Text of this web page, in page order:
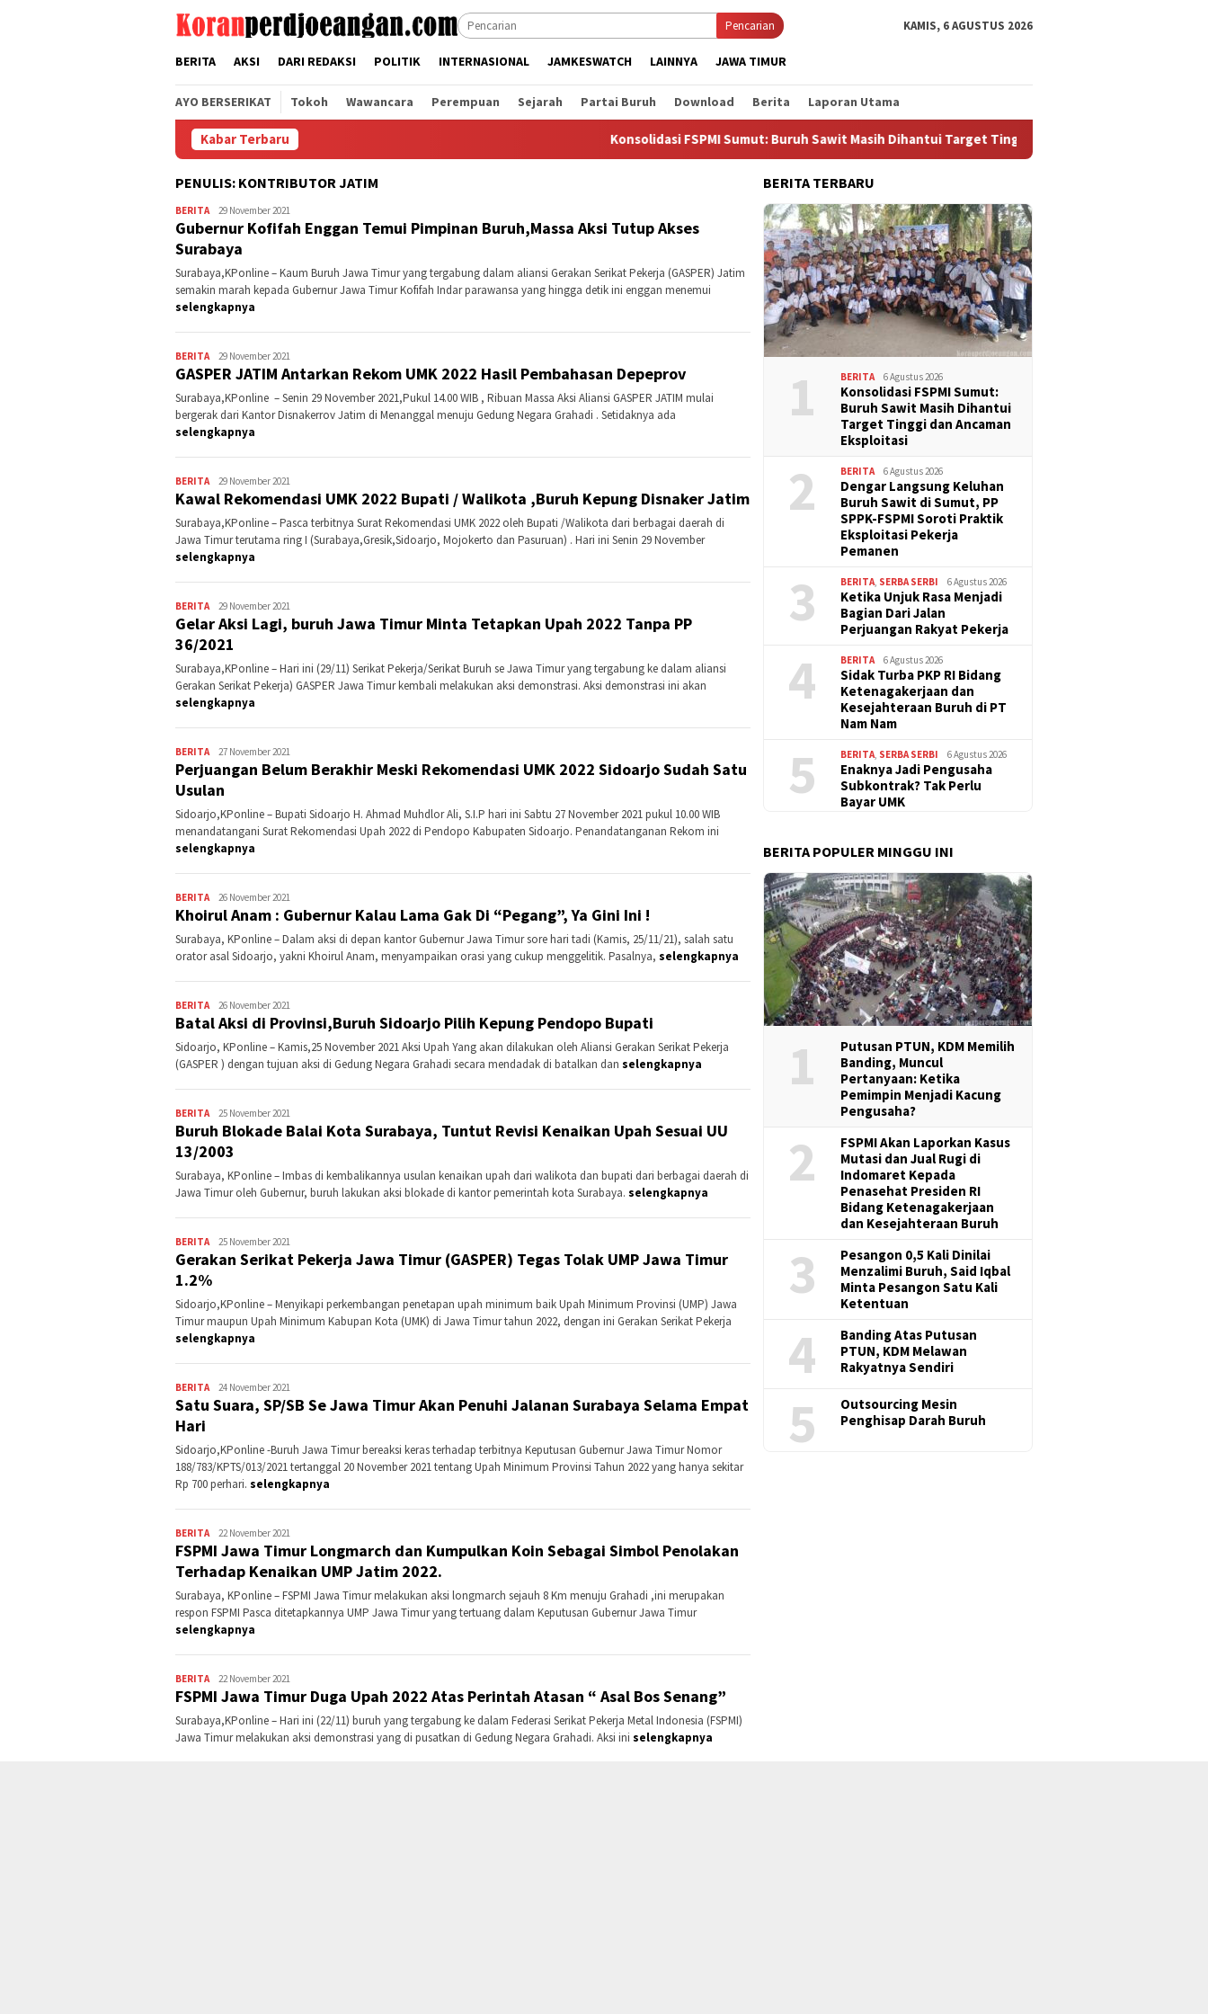
Pencarian KAMIS, 6 AGUSTUS 2026
BERITA AKSI DARI REDAKSI POLITIK INTERNASIONAL JAMKESWATCH LAINNYA JAWA TIMUR
AYO BERSERIKAT Tokoh Wawancara Perempuan Sejarah Partai Buruh Download Berita Laporan Utama
Kabar Terbaru Konsolidasi FSPMI Sumut: Buruh Sawit Masih Dihantui Target Tinggi dan Ancaman Eksploitasi
PENULIS: KONTRIBUTOR JATIM
BERITAKontributor
Jatim
29 November 2021
Gubernur Kofifah Enggan Temui Pimpinan Buruh,Massa Aksi Tutup Akses
Surabaya
Surabaya,KPonline – Kaum Buruh Jawa Timur yang tergabung dalam aliansi Gerakan Serikat Pekerja (GASPER) Jatim
semakin marah kepada Gubernur Jawa Timur Kofifah Indar parawansa yang hingga detik ini enggan menemui
selengkapnya
BERITAKontributor
Jatim
29 November 2021
GASPER JATIM Antarkan Rekom UMK 2022 Hasil Pembahasan Depeprov
Surabaya,KPonline – Senin 29 November 2021,Pukul 14.00 WIB , Ribuan Massa Aksi Aliansi GASPER JATIM mulai
bergerak dari Kantor Disnakerrov Jatim di Menanggal menuju Gedung Negara Grahadi . Setidaknya ada
selengkapnya
BERITAKontributor
Jatim
29 November 2021
Kawal Rekomendasi UMK 2022 Bupati / Walikota ,Buruh Kepung Disnaker Jatim
Surabaya,KPonline – Pasca terbitnya Surat Rekomendasi UMK 2022 oleh Bupati /Walikota dari berbagai daerah di
Jawa Timur terutama ring I (Surabaya,Gresik,Sidoarjo, Mojokerto dan Pasuruan) . Hari ini Senin 29 November
selengkapnya
BERITAKontributor
Jatim
29 November 2021
Gelar Aksi Lagi, buruh Jawa Timur Minta Tetapkan Upah 2022 Tanpa PP
36/2021
Surabaya,KPonline – Hari ini (29/11) Serikat Pekerja/Serikat Buruh se Jawa Timur yang tergabung ke dalam aliansi
Gerakan Serikat Pekerja) GASPER Jawa Timur kembali melakukan aksi demonstrasi. Aksi demonstrasi ini akan
selengkapnya
BERITAKontributor
Jatim
27 November 2021
Perjuangan Belum Berakhir Meski Rekomendasi UMK 2022 Sidoarjo Sudah Satu
Usulan
Sidoarjo,KPonline – Bupati Sidoarjo H. Ahmad Muhdlor Ali, S.I.P hari ini Sabtu 27 November 2021 pukul 10.00 WIB
menandatangani Surat Rekomendasi Upah 2022 di Pendopo Kabupaten Sidoarjo. Penandatanganan Rekom ini
selengkapnya
BERITAKontributor
Jatim
26 November 2021
Khoirul Anam : Gubernur Kalau Lama Gak Di “Pegang”, Ya Gini Ini !
Surabaya, KPonline – Dalam aksi di depan kantor Gubernur Jawa Timur sore hari tadi (Kamis, 25/11/21), salah satu
orator asal Sidoarjo, yakni Khoirul Anam, menyampaikan orasi yang cukup menggelitik. Pasalnya, selengkapnya
BERITAKontributor
Jatim
26 November 2021
Batal Aksi di Provinsi,Buruh Sidoarjo Pilih Kepung Pendopo Bupati
Sidoarjo, KPonline – Kamis,25 November 2021 Aksi Upah Yang akan dilakukan oleh Aliansi Gerakan Serikat Pekerja
(GASPER ) dengan tujuan aksi di Gedung Negara Grahadi secara mendadak di batalkan dan selengkapnya
BERITAKontributor
Jatim
25 November 2021
Buruh Blokade Balai Kota Surabaya, Tuntut Revisi Kenaikan Upah Sesuai UU
13/2003
Surabaya, KPonline – Imbas di kembalikannya usulan kenaikan upah dari walikota dan bupati dari berbagai daerah di
Jawa Timur oleh Gubernur, buruh lakukan aksi blokade di kantor pemerintah kota Surabaya. selengkapnya
BERITAKontributor
Jatim
25 November 2021
Gerakan Serikat Pekerja Jawa Timur (GASPER) Tegas Tolak UMP Jawa Timur
1.2%
Sidoarjo,KPonline – Menyikapi perkembangan penetapan upah minimum baik Upah Minimum Provinsi (UMP) Jawa
Timur maupun Upah Minimum Kabupan Kota (UMK) di Jawa Timur tahun 2022, dengan ini Gerakan Serikat Pekerja
selengkapnya
BERITAKontributor
Jatim
24 November 2021
Satu Suara, SP/SB Se Jawa Timur Akan Penuhi Jalanan Surabaya Selama Empat
Hari
Sidoarjo,KPonline -Buruh Jawa Timur bereaksi keras terhadap terbitnya Keputusan Gubernur Jawa Timur Nomor
188/783/KPTS/013/2021 tertanggal 20 November 2021 tentang Upah Minimum Provinsi Tahun 2022 yang hanya sekitar
Rp 700 perhari. selengkapnya
BERITAKontributor
Jatim
22 November 2021
FSPMI Jawa Timur Longmarch dan Kumpulkan Koin Sebagai Simbol Penolakan
Terhadap Kenaikan UMP Jatim 2022.
Surabaya, KPonline – FSPMI Jawa Timur melakukan aksi longmarch sejauh 8 Km menuju Grahadi ,ini merupakan
respon FSPMI Pasca ditetapkannya UMP Jawa Timur yang tertuang dalam Keputusan Gubernur Jawa Timur
selengkapnya
BERITAKontributor
Jatim
22 November 2021
FSPMI Jawa Timur Duga Upah 2022 Atas Perintah Atasan “ Asal Bos Senang”
Surabaya,KPonline – Hari ini (22/11) buruh yang tergabung ke dalam Federasi Serikat Pekerja Metal Indonesia (FSPMI)
Jawa Timur melakukan aksi demonstrasi yang di pusatkan di Gedung Negara Grahadi. Aksi ini selengkapnya
BERITA TERBARU
1 BERITA 6 Agustus 2026
Konsolidasi FSPMI Sumut:
Buruh Sawit Masih Dihantui
Target Tinggi dan Ancaman
Eksploitasi
2 BERITA 6 Agustus 2026
Dengar Langsung Keluhan
Buruh Sawit di Sumut, PP
SPPK-FSPMI Soroti Praktik
Eksploitasi Pekerja
Pemanen
3 BERITA SERBA SERBI 6 Agustus 2026
Ketika Unjuk Rasa Menjadi
Bagian Dari Jalan
Perjuangan Rakyat Pekerja
4 BERITA 6 Agustus 2026
Sidak Turba PKP RI Bidang
Ketenagakerjaan dan
Kesejahteraan Buruh di PT
Nam Nam
5 BERITA SERBA SERBI 6 Agustus 2026
Enaknya Jadi Pengusaha
Subkontrak? Tak Perlu
Bayar UMK
BERITA POPULER MINGGU INI
1
Putusan PTUN, KDM Memilih
Banding, Muncul
Pertanyaan: Ketika
Pemimpin Menjadi Kacung
Pengusaha?
2
FSPMI Akan Laporkan Kasus
Mutasi dan Jual Rugi di
Indomaret Kepada
Penasehat Presiden RI
Bidang Ketenagakerjaan
dan Kesejahteraan Buruh
3
Pesangon 0,5 Kali Dinilai
Menzalimi Buruh, Said Iqbal
Minta Pesangon Satu Kali
Ketentuan
4
Banding Atas Putusan
PTUN, KDM Melawan
Rakyatnya Sendiri
5
Outsourcing Mesin
Penghisap Darah Buruh